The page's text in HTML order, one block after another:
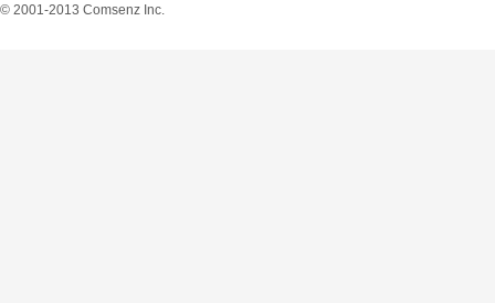
© 2001-2013 Comsenz Inc.